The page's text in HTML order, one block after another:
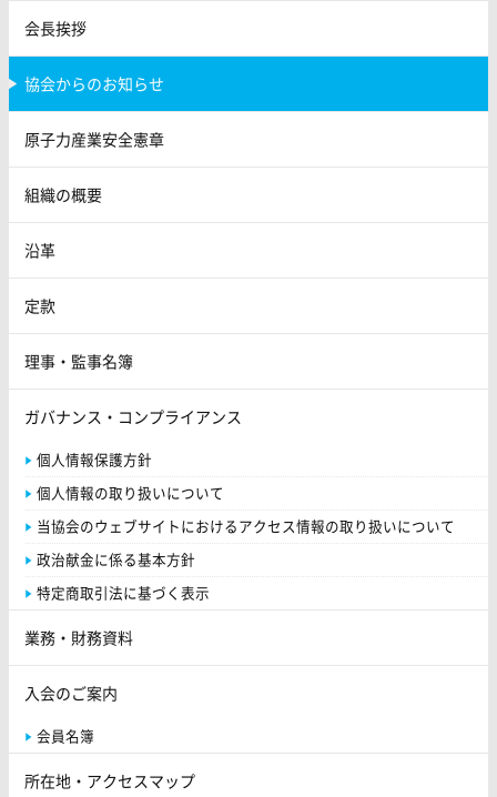
会長挨拶
協会からのお知らせ
原子力産業安全憲章
組織の概要
沿革
定款
理事・監事名簿
ガバナンス・コンプライアンス
個人情報保護方針
個人情報の取り扱いについて
当協会のウェブサイトにおけるアクセス情報の取り扱いについて
政治献金に係る基本方針
特定商取引法に基づく表示
業務・財務資料
入会のご案内
会員名簿
所在地・アクセスマップ